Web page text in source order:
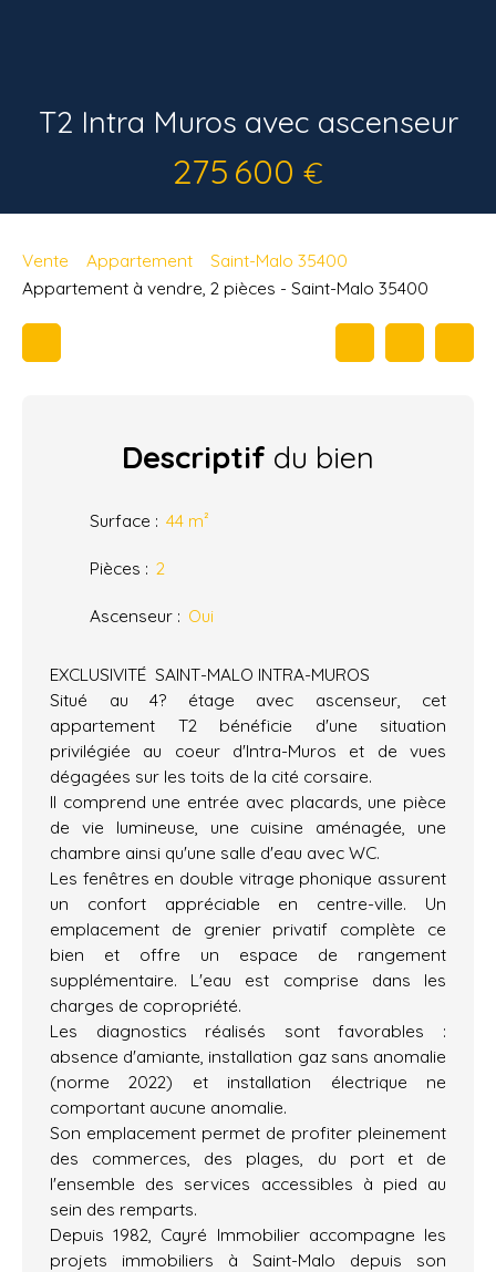
T2 Intra Muros avec ascenseur
275 600 €
Vente Appartement
Saint-Malo 35400
Appartement à vendre, 2 pièces - Saint-Malo 35400
Descriptif du bien
Surface : 44 m²
Pièces : 2
Ascenseur : Oui
EXCLUSIVITÉ  SAINT-MALO INTRA-MUROS
Situé au 4? étage avec ascenseur, cet
appartement T2 bénéficie d'une situation
privilégiée au coeur d'Intra-Muros et de vues
dégagées sur les toits de la cité corsaire.
Il comprend une entrée avec placards, une pièce
de vie lumineuse, une cuisine aménagée, une
chambre ainsi qu'une salle d'eau avec WC.
Les fenêtres en double vitrage phonique assurent
un confort appréciable en centre-ville. Un
emplacement de grenier privatif complète ce
bien et offre un espace de rangement
supplémentaire. L'eau est comprise dans les
charges de copropriété.
Les diagnostics réalisés sont favorables :
absence d'amiante, installation gaz sans anomalie
(norme 2022) et installation électrique ne
comportant aucune anomalie.
Son emplacement permet de profiter pleinement
des commerces, des plages, du port et de
l'ensemble des services accessibles à pied au
sein des remparts.
Depuis 1982, Cayré Immobilier accompagne les
projets immobiliers à Saint-Malo depuis son